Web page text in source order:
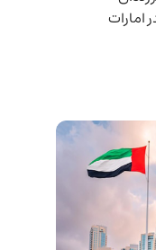
امارات